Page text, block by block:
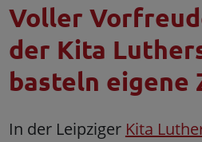
Voller
der Kita
basteln eigene
In der Leipziger Kita